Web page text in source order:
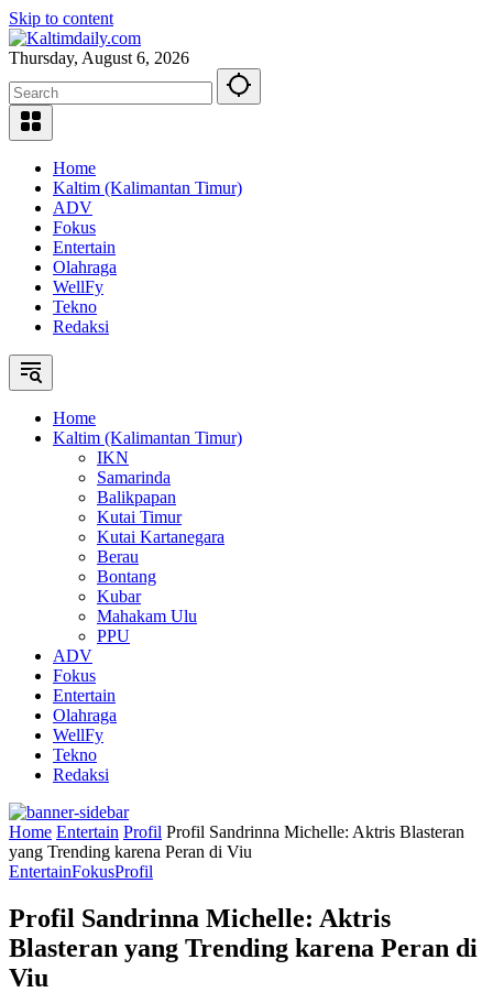
Skip to content
Thursday, August 6, 2026
Home
Kaltim (Kalimantan Timur)
ADV
Fokus
Entertain
Olahraga
WellFy
Tekno
Redaksi
Home
Kaltim (Kalimantan Timur)
IKN
Samarinda
Balikpapan
Kutai Timur
Kutai Kartanegara
Berau
Bontang
Kubar
Mahakam Ulu
PPU
ADV
Fokus
Entertain
Olahraga
WellFy
Tekno
Redaksi
Home Entertain Profil Profil Sandrinna Michelle: Aktris Blasteran
yang Trending karena Peran di Viu
EntertainFokusProfil
Profil Sandrinna Michelle: Aktris
Blasteran yang Trending karena Peran di
Viu